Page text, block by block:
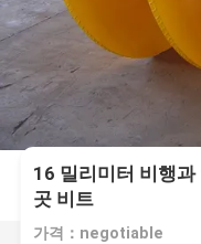
16 밀리미터 비행
곳 비트
가격：negotiable